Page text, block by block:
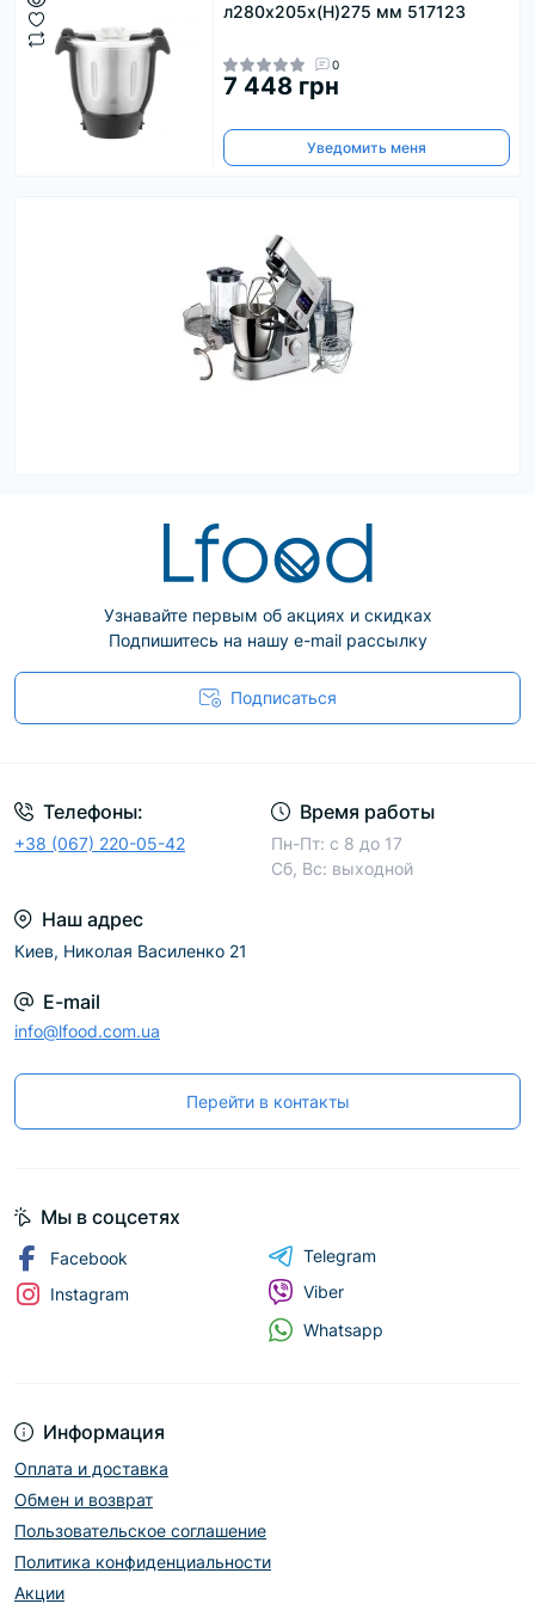
л280x205x(H)275 мм 517123
0
7 448 грн
Уведомить меня
Узнавайте первым об акциях и скидках
Подпишитесь на нашу e-mail рассылку
Подписаться
Телефоны:
+38 (067) 220-05-42
Время работы
Пн-Пт: с 8 до 17
Сб, Вс: выходной
Наш адрес
Киев, Николая Василенко 21
E-mail
info@lfood.com.ua
Перейти в контакты
Информация
Оплата и доставка
Обмен и возврат
Пользовательское соглашение
Политика конфиденциальности
Акции
Мы в соцсетях
Facebook
Instagram
Telegram
Viber
Whatsapp